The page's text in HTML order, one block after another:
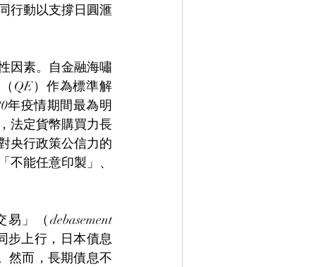
行動以支撐日圓滙
因素。自金融海嘯
QE）作為標準解
年疫情期間最為明
法定貨幣購買力長
央行政策公信力的
能任意印製」、
」（debasement
步上行，日本債息
然而，長期債息不